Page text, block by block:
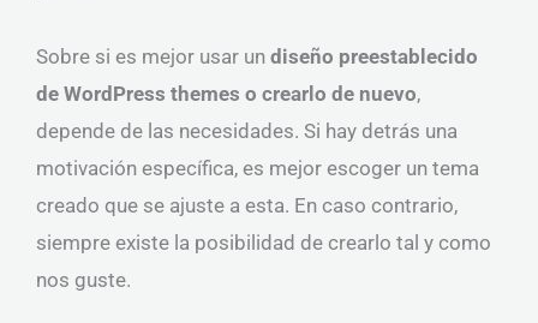
Sobre si es mejor usar un diseño preestablecido
de WordPress themes o crearlo de nuevo,
depende de las necesidades. Si hay detrás una
motivación específica, es mejor escoger un tema
creado que se ajuste a esta. En caso contrario,
siempre existe la posibilidad de crearlo tal y como
nos guste.